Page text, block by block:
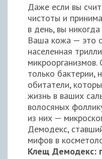
Даже если вы
чистоты и
в день, вы
Ваша кожа — это
населенная
микроорганизмов.
только бактерии,
обитатели,
жизнь в ваших
волосяных
из них —
Демодекс,
мифов в
Клещ Демодекс: